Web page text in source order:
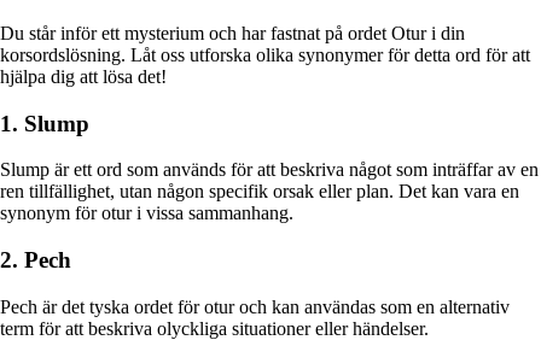
Du står inför ett mysterium och har fastnat på ordet Otur i din
korsordslösning. Låt oss utforska olika synonymer för detta ord för att
hjälpa dig att lösa det!
1. Slump
Slump är ett ord som används för att beskriva något som inträffar av en
ren tillfällighet, utan någon specifik orsak eller plan. Det kan vara en
synonym för otur i vissa sammanhang.
2. Pech
Pech är det tyska ordet för otur och kan användas som en alternativ
term för att beskriva olyckliga situationer eller händelser.